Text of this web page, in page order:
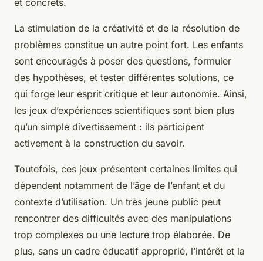
et concrets.
La stimulation de la créativité et de la résolution de
problèmes constitue un autre point fort. Les enfants
sont encouragés à poser des questions, formuler
des hypothèses, et tester différentes solutions, ce
qui forge leur esprit critique et leur autonomie. Ainsi,
les jeux d’expériences scientifiques sont bien plus
qu’un simple divertissement : ils participent
activement à la construction du savoir.
Toutefois, ces jeux présentent certaines limites qui
dépendent notamment de l’âge de l’enfant et du
contexte d’utilisation. Un très jeune public peut
rencontrer des difficultés avec des manipulations
trop complexes ou une lecture trop élaborée. De
plus, sans un cadre éducatif approprié, l’intérêt et la